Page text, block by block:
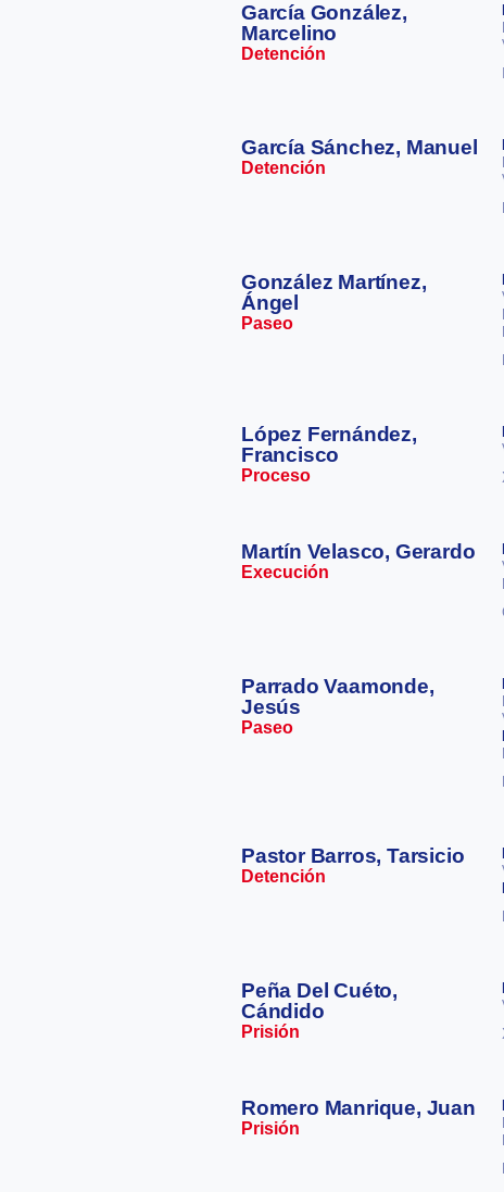
García González,
Marcelino
Detención
García Sánchez, Manuel
Detención
González Martínez,
Ángel
Paseo
López Fernández,
Francisco
Proceso
Martín Velasco, Gerardo
Execución
Parrado Vaamonde,
Jesús
Paseo
Pastor Barros, Tarsicio
Detención
Peña Del Cuéto,
Cándido
Prisión
Romero Manrique, Juan
Prisión